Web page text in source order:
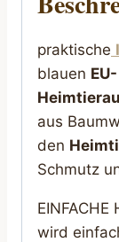
praktische
blauen EU-
aus
den
Schmutz
wird